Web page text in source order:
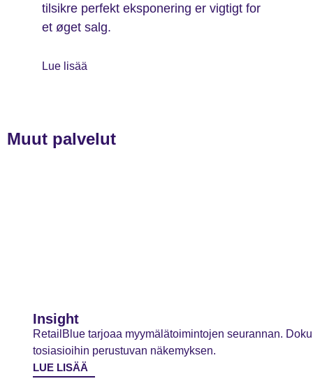
tilsikre perfekt eksponering er vigtigt for
et øget salg.
Lue lisää
Muut palvelut
Insight
RetailBlue tarjoaa myymälätoimintojen seurannan.
tosiasioihin perustuvan näkemyksen.
LUE LISÄÄ